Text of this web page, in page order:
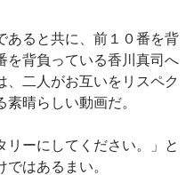
あると共に、前１０番を背
を背負っている香川真司へ
二人がお互いをリスペク
晴らしい動画だ。
リーにしてください。」と
はあるまい。